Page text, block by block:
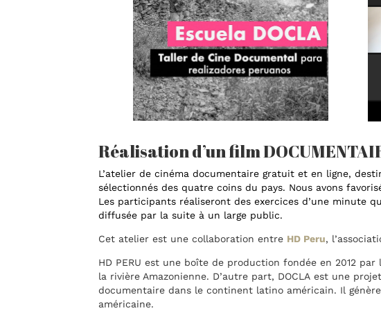
Réalisation d’un film
L’atelier de cinéma documentaire gratuit et en ligne,
sélectionnés des quatre coins du pays. Nous avons
Les participants réaliseront des exercices d’une minute
diffusée par la suite à un large public.
Cet atelier est une collaboration entre HD Peru,
HD PERU est une boîte de production fondée en 2012
la rivière Amazonienne. D’autre part, DOCLA est une
documentaire dans le continent latino américain. Il
américaine.